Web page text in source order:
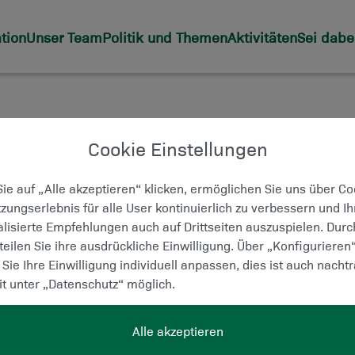
Unser TeamPolitik und ThemenAktivitätenSei
DER
FÜR DIE
Cookie Einstellungen
auf „Alle akzeptieren“ klicken, ermöglichen Sie uns über
für alle User kontinuierlich zu verbessern und
Empfehlungen auch auf Drittseiten auszuspielen.
Sie ihre ausdrückliche Einwilligung. Über „Konfigurieren“
Ihre Einwilligung individuell anpassen, dies ist auch
unter „Datenschutz“ möglich.
Alle akzeptieren